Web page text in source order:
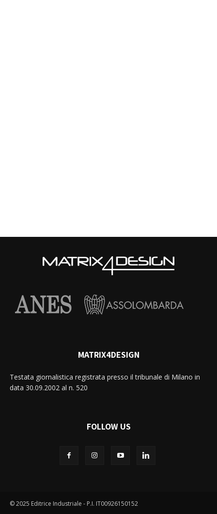
MATRIX4DESIGN
Testata giornalistica registrata presso il tribunale di Milano in
data 30.09.2002 al n. 520
FOLLOW US
© 2025 Editrice Industriale - P.I. IT00926150152